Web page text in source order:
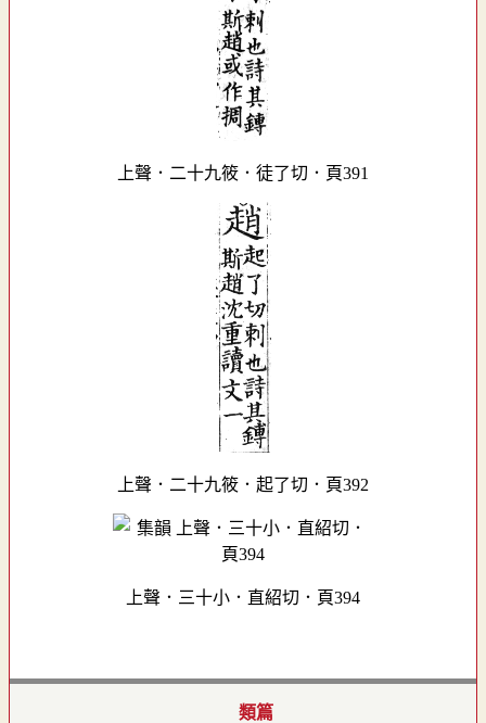
上聲．二十九筱．徒了切．頁391
上聲．二十九筱．起了切．頁392
上聲．三十小．直紹切．頁394
類篇